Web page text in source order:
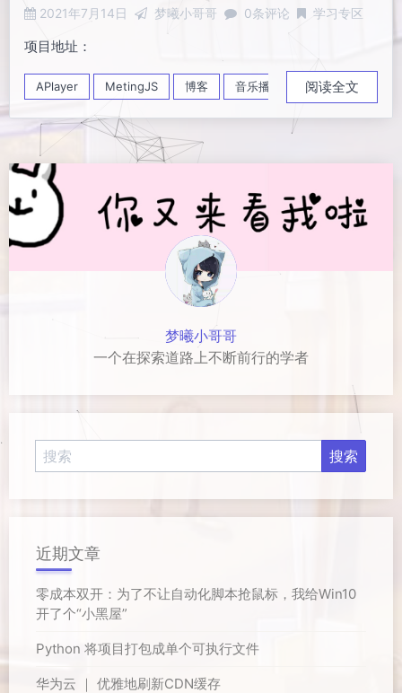
2021年7月14日 梦曦小哥哥 0条评论 学习专区
项目地址：
APlayer MetingJS 博客 音乐播放器 阅读全文
梦曦小哥哥
一个在探索道路上不断前行的学者
近期文章
零成本双开：为了不让自动化脚本抢鼠标，我给Win10
开了个“小黑屋”
Python 将项目打包成单个可执行文件
华为云 ｜ 优雅地刷新CDN缓存